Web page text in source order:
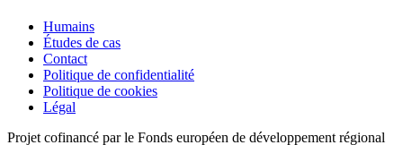
Humains
Études de cas
Contact
Politique de confidentialité
Politique de cookies
Légal
Projet cofinancé par le Fonds européen de développement régional